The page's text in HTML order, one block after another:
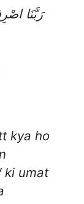
رَبَّنَا
kya ho
ki umat